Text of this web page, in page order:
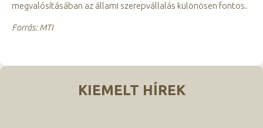
megvalósításában az állami szerepvállalás különösen fontos.
Forrás: MTI
KIEMELT HÍREK